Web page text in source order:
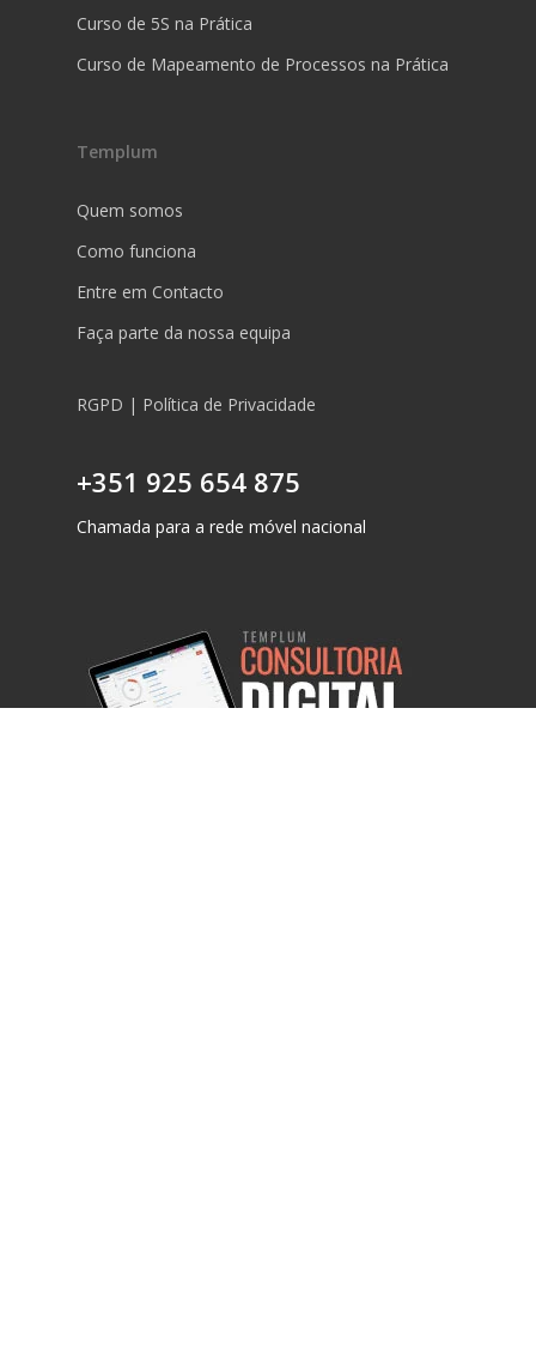
Curso de 5S na Prática
Curso de Mapeamento de Processos na Prática
Templum
Quem somos
Como funciona
Entre em Contacto
Faça parte da nossa equipa
RGPD | Política de Privacidade
+351 925 654 875
Chamada para a rede móvel nacional